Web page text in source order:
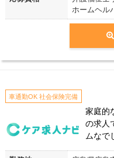
ホームヘル
車通勤OK 社会保険完備
家庭的
の求人
ムなで